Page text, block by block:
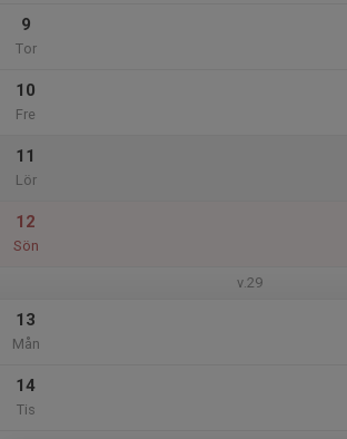
9
Tor
10
Fre
11
Lör
12
Sön
v.29
13
Mån
14
Tis